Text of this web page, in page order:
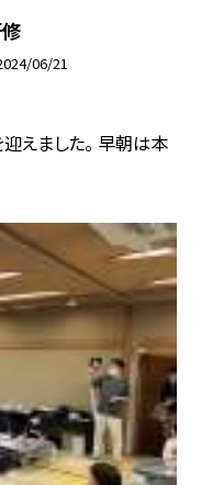
06/21
えました。 早朝は本